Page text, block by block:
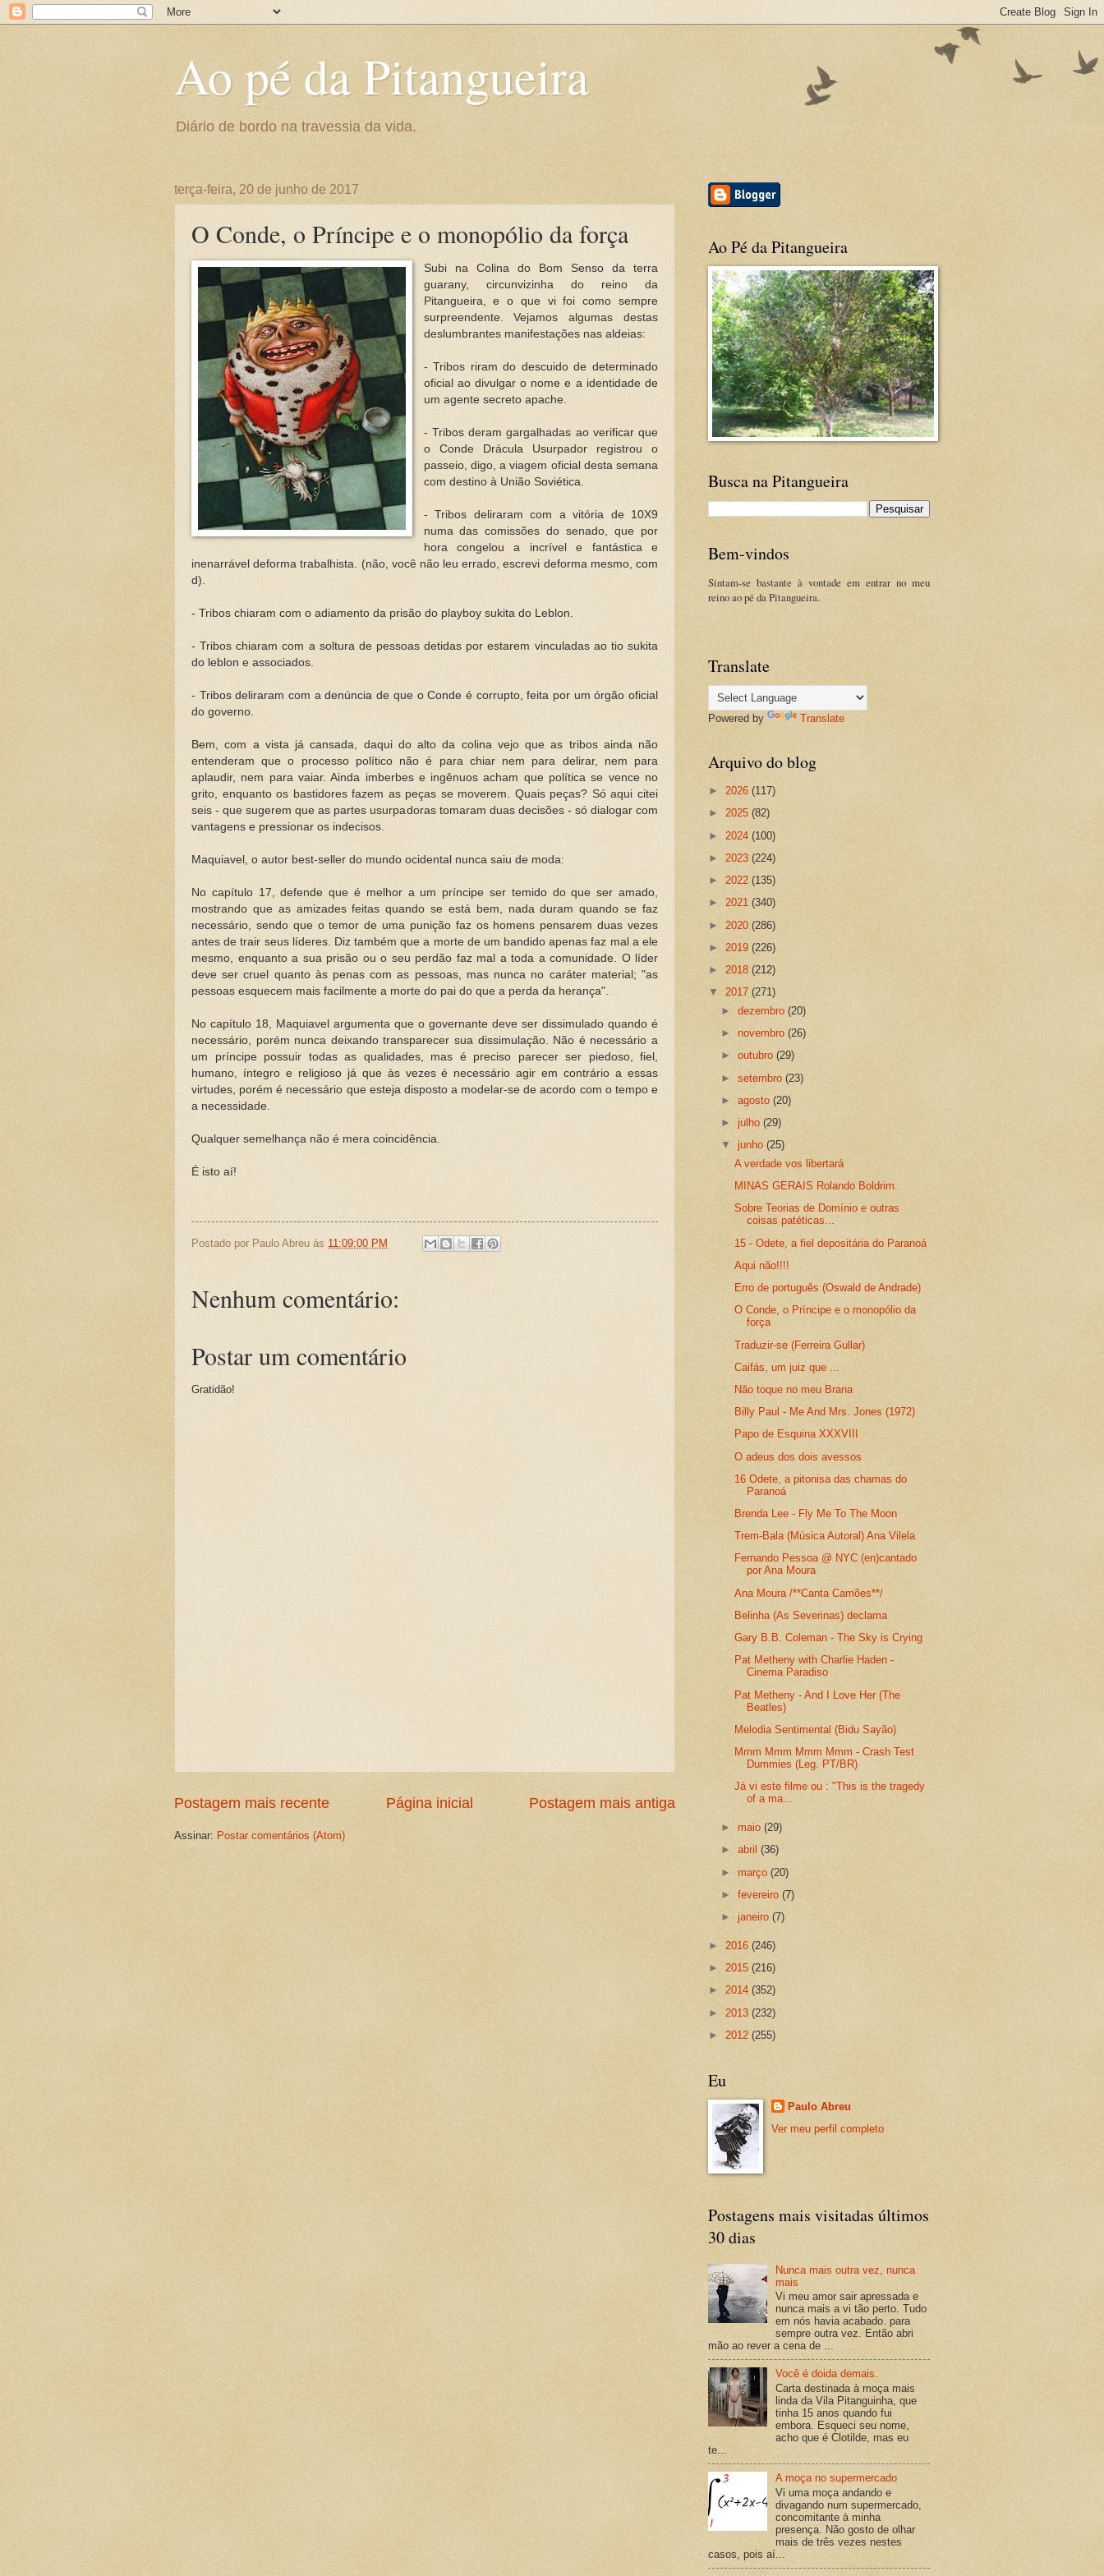
Ao pé da Pitangueira
Diário de bordo na travessia da vida.
terça-feira, 20 de junho de 2017
O Conde, o Príncipe e o monopólio da força
Subi na Colina do Bom Senso da terra
guarany, circunvizinha do reino da
Pitangueira, e o que vi foi como sempre
surpreendente. Vejamos algumas destas
deslumbrantes manifestações nas aldeias:
- Tribos riram do descuido de determinado
oficial ao divulgar o nome e a identidade de
um agente secreto apache.
- Tribos deram gargalhadas ao verificar que
o Conde Drácula Usurpador registrou o
passeio, digo, a viagem oficial desta semana
com destino à União Soviética.
- Tribos deliraram com a vitória de 10X9
numa das comissões do senado, que por
hora congelou a incrível e fantástica e
inenarrável deforma trabalhista. (não, você não leu errado, escrevi deforma mesmo, com
d).
- Tribos chiaram com o adiamento da prisão do playboy sukita do Leblon.
- Tribos chiaram com a soltura de pessoas detidas por estarem vinculadas ao tio sukita
do leblon e associados.
- Tribos deliraram com a denúncia de que o Conde é corrupto, feita por um órgão oficial
do governo.
Bem, com a vista já cansada, daqui do alto da colina vejo que as tribos ainda não
entenderam que o processo político não é para chiar nem para delirar, nem para
aplaudir, nem para vaiar. Ainda imberbes e ingênuos acham que política se vence no
grito, enquanto os bastidores fazem as peças se moverem. Quais peças? Só aqui citei
seis - que sugerem que as partes usurpadoras tomaram duas decisões - só dialogar com
vantagens e pressionar os indecisos.
Maquiavel, o autor best-seller do mundo ocidental nunca saiu de moda:
No capítulo 17, defende que é melhor a um príncipe ser temido do que ser amado,
mostrando que as amizades feitas quando se está bem, nada duram quando se faz
necessário, sendo que o temor de uma punição faz os homens pensarem duas vezes
antes de trair seus líderes. Diz também que a morte de um bandido apenas faz mal a ele
mesmo, enquanto a sua prisão ou o seu perdão faz mal a toda a comunidade. O líder
deve ser cruel quanto às penas com as pessoas, mas nunca no caráter material; "as
pessoas esquecem mais facilmente a morte do pai do que a perda da herança".
No capítulo 18, Maquiavel argumenta que o governante deve ser dissimulado quando é
necessário, porém nunca deixando transparecer sua dissimulação. Não é necessário a
um príncipe possuir todas as qualidades, mas é preciso parecer ser piedoso, fiel,
humano, íntegro e religioso já que às vezes é necessário agir em contrário a essas
virtudes, porém é necessário que esteja disposto a modelar-se de acordo com o tempo e
a necessidade.
Qualquer semelhança não é mera coincidência.
É isto aí!
Postado por Paulo Abreu às 11:09:00 PM
Nenhum comentário:
Postar um comentário
Gratidão!
Postagem mais recente Postagem mais antiga
Página inicial
Assinar: Postar comentários (Atom)
Ao Pé da Pitangueira
Busca na Pitangueira
Bem-vindos
Sintam-se bastante à vontade em entrar no meu
reino ao pé da Pitangueira.
Translate
Powered by Translate
Arquivo do blog
► 2026 (117)
► 2025 (82)
► 2024 (100)
► 2023 (224)
► 2022 (135)
► 2021 (340)
► 2020 (286)
► 2019 (226)
► 2018 (212)
▼ 2017 (271)
►dezembro(20)
►novembro(26)
►outubro(29)
►setembro(23)
►agosto(20)
►julho(29)
▼junho(25)
A verdade vos libertará
MINAS GERAIS Rolando Boldrim.
Sobre Teorias de Domínio e outras
coisas patéticas...
15 - Odete, a fiel depositária do Paranoá
Aqui não!!!!
Erro de português (Oswald de Andrade)
O Conde, o Príncipe e o monopólio da
força
Traduzir-se (Ferreira Gullar)
Caifás, um juiz que ...
Não toque no meu Brana
Billy Paul - Me And Mrs. Jones (1972)
Papo de Esquina XXXVIII
O adeus dos dois avessos
16 Odete, a pitonisa das chamas do
Paranoá
Brenda Lee - Fly Me To The Moon
Trem-Bala (Música Autoral) Ana Vilela
Fernando Pessoa @ NYC (en)cantado
por Ana Moura
Ana Moura /**Canta Camões**/
Belinha (As Severinas) declama
Gary B.B. Coleman - The Sky is Crying
Pat Metheny with Charlie Haden -
Cinema Paradiso
Pat Metheny - And I Love Her (The
Beatles)
Melodia Sentimental (Bidu Sayão)
Mmm Mmm Mmm Mmm - Crash Test
Dummies (Leg. PT/BR)
Já vi este filme ou : "This is the tragedy
of a ma...
►maio(29)
►abril(36)
►março(20)
►fevereiro(7)
►janeiro(7)
► 2016 (246)
► 2015 (216)
► 2014 (352)
► 2013 (232)
► 2012 (255)
Eu
Paulo Abreu
Ver meu perfil completo
Postagens mais visitadas últimos
30 dias
Nunca mais outra vez, nunca
mais
Vi meu amor sair apressada e
nunca mais a vi tão perto. Tudo
em nós havia acabado. para
sempre outra vez. Então abri
mão ao rever a cena de ...
Você é doida demais.
Carta destinada à moça mais
linda da Vila Pitanguinha, que
tinha 15 anos quando fui
embora. Esqueci seu nome,
acho que é Clotilde, mas eu
te...
A moça no supermercado
Vi uma moça andando e
divagando num supermercado,
concomitante à minha
presença. Não gosto de olhar
mais de três vezes nestes
casos, pois aí...